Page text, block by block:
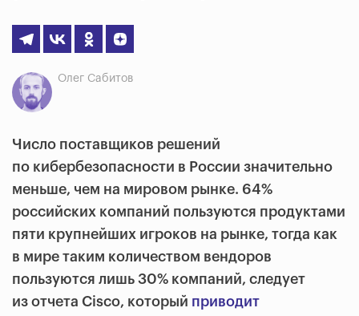
Олег Сабитов
Число поставщиков решений
по кибербезопасности в России значительно
меньше, чем на мировом рынке. 64%
российских компаний пользуются продуктами
пяти крупнейших игроков на рынке, тогда как
в мире таким количеством вендоров
пользуются лишь 30% компаний, следует
из отчета Cisco, который приводит